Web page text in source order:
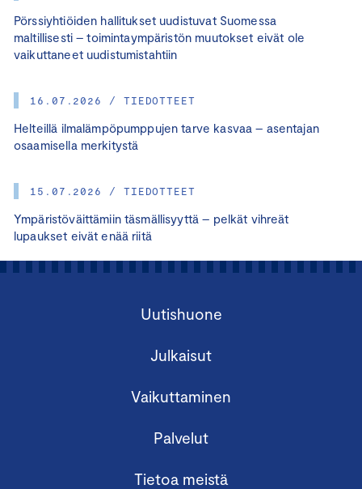
Pörssiyhtiöiden hallitukset uudistuvat Suomessa
maltillisesti – toimintaympäristön muutokset eivät ole
vaikuttaneet uudistumistahtiin
16.07.2026 / TIEDOTTEET
Helteillä ilmalämpöpumppujen tarve kasvaa – asentajan
osaamisella merkitystä
15.07.2026 / TIEDOTTEET
Ympäristöväittämiin täsmällisyyttä – pelkät vihreät
lupaukset eivät enää riitä
Uutishuone
Julkaisut
Vaikuttaminen
Palvelut
Tietoa meistä